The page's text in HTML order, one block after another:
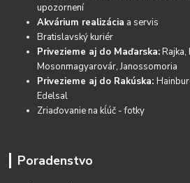
upozornení
Akvárium realizácia a servis
Bratislavský kuriér
Privezieme aj do Maďarska:
Mosonmagyarovár, Janossomoria
Privezieme aj do Rakúska:
Edelsal
Zriaďovanie na kĺúč - fotky
Poradenstvo